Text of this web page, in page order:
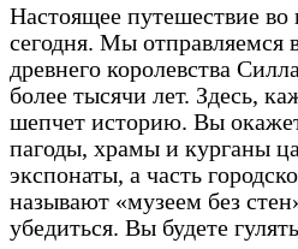
Настоящее путешествие во
сегодня. Мы
древнего королевства
более тысячи лет. Здесь,
шепчет историю. Вы
пагоды, храмы и курганы
экспонаты, а часть
называют «музеем без
убедиться. Вы будете